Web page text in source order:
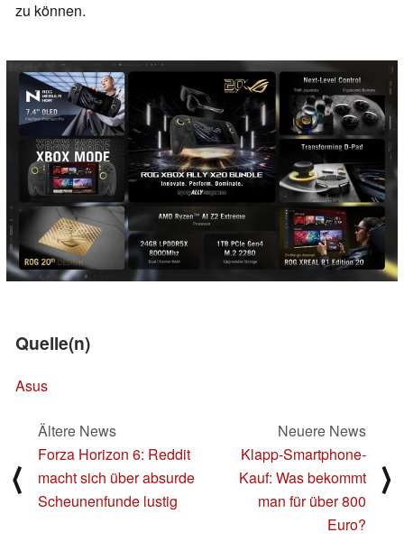
zu können.
Quelle(n)
Asus
⟨
Ältere News
Forza Horizon 6: Reddit
macht sich über absurde
Scheunenfunde lustig
Neuere News
Klapp-Smartphone-
Kauf: Was bekommt
man für über 800
Euro?
⟩